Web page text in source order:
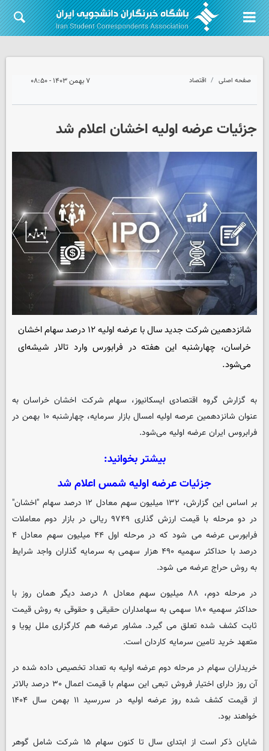
صفحه اصلی اقتصاد ۷ بهمن ۱۴۰۳ - ۰۸:۵۰
جزئیات عرضه اولیه اخشان اعلام شد
شانزدهمین شرکت جدید سال با عرضه اولیه ۱۲ درصد سهام اخشان
خراسان، چهارشنبه این هفته در فرابورس وارد تالار شیشه‌ای
می‌شود.
به گزارش گروه اقتصادی ایسکانیوز، سهام شرکت اخشان خراسان به
عنوان شانزدهمین عرصه اولیه امسال بازار سرمایه، چهارشنبه ۱۰ بهمن در
فرابروس ایران عرضه اولیه می‌شود.
بیشتر بخوانید:
جزئیات عرضه اولیه شمس اعلام شد
بر اساس این گزارش، ۱۳۲ میلیون سهم معادل ۱۲ درصد سهام "اخشان"
در دو مرحله با قیمت ارزش گذاری ۹۷۴۹ ریالی در بازار دوم معاملات
فرابورس عرضه می شود که در مرحله اول ۴۴ میلیون سهم معادل ۴
درصد با حداکثر سهمیه ۴۹۰ هزار سهمی به سرمایه گذاران واجد شرایط
به روش حراج عرضه می شود.
در مرحله دوم، ۸۸ میلیون سهم معادل ۸ درصد دیگر همان روز با
حداکثر سهمیه ۱۸۰ سهمی به سهامداران حقیقی و حقوقی به روش قیمت
ثابت کشف شده تعلق می گیرد. مشاور عرضه هم کارگزاری ملل پویا و
متعهد خرید تامین سرمایه کاردان است.
ﺧﺮﯾﺪاران ﺳﻬﺎم در ﻣﺮﺣله دوم ﻋﺮﺿﻪ اوﻟﯿﻪ ﺑﻪ ﺗﻌﺪاد ﺗﺨﺼﯿﺺ داده ﺷﺪه در
آن روز دارای اﺧﺘﯿﺎر ﻓﺮوش تبعی اﯾﻦ ﺳﻬﺎم با قیمت اعمال ۳۰ درصد بالاتر
از قیمت کشف شده روز عرضه اولیه در سررسید ۱۱ بهمن سال ۱۴۰۴
ﺧﻮاﻫﻨﺪ ﺑﻮد.
شایان ذکر است از ابتدای سال تا کنون سهام ۱۵ شرکت شامل گوهر